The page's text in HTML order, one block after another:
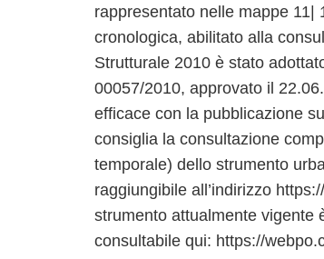
rappresentato nelle mappe
cronologica, abilitato alla
Strutturale 2010 è stato
00057/2010, approvato il
efficace con la pubblicazione
consiglia la consultazione
temporale) dello strumento
raggiungibile all’indirizzo
strumento attualmente vigente
consultabile qui: https://